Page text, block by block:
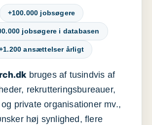
+100.000 jobsøgere
jobsøgere i databasen
ansættelser årligt
bruges af tusindvis af
rekrutteringsbureauer,
private organisationer mv.,
høj synlighed, flere